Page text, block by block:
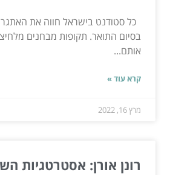
כל סטודנט בישראל חווה את
בסיום התואר. תקופות מבחנים
אותם...
קרא עוד »
מרץ 16, 2022
רונן אורן: אסטרטגיות